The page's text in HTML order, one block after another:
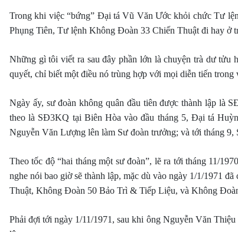
Trong khi việc “bứng” Đại tá Vũ Văn Ước khỏi chức Tư
Phụng Tiên, Tư lệnh Không Đoàn 33 Chiến Thuật đi hay ở
Những gì tôi viết ra sau đây phần lớn là chuyện trà dư tửu
quyết, chỉ biết một điều nó trùng hợp với mọi diễn tiến
Ngày ấy, sư đoàn không quân đầu tiên được thành lập là
theo là SĐ3KQ tại Biên Hòa vào đầu tháng 5, Đại tá
Nguyễn Văn Lượng lên làm Sư đoàn trưởng; và tới tháng
Theo tốc độ “hai tháng một sư đoàn”, lẽ ra tới tháng 11/
nghe nói bao giờ sẽ thành lập, mặc dù vào ngày 1/1/1971
Thuật, Không Đoàn 50 Bảo Trì & Tiếp Liệu, và Không
Phải đợi tới ngày 1/11/1971, sau khi ông Nguyễn Văn